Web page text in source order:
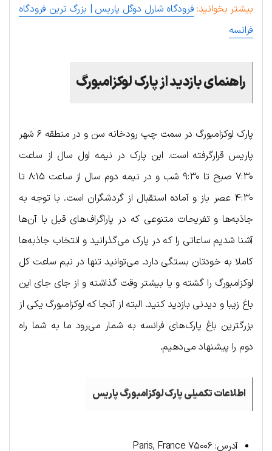
بیشتر بخوانید: فرودگاه شارل دوگل پاریس | بزرگ ترین فرودگاه
فرانسه
راهنمای بازدید از پارک لوکزامبورگ
پارک لوکزامبورگ در سمت چپ رودخانه سن و در منطقه ۶ شهر
پاریس قرارگرفته است. این پارک در نیمه اول سال از ساعت
۷:۳۰ صبح تا ۹:۳۰ شب و در نیمه دوم سال از ساعت ۸:۱۵ تا
۴:۳۰ عصر باز و آماده استقبال از گردشگران است. با توجه به
جاذبه‌ها و تفریحات متنوعی که در پاراگراف‌های قبل با آن‌ها
آشنا شدیم ساعاتی را که در پارک می‌گذرانید و انتخاب جاذبه‌ها
کاملا به خودتان بستگی دارد. می‌توانید تنها در نیم ساعت کل
لوکزامبورگ را گشته و یا بیشتر وقت گذاشته و از جای جای این
باغ زیبا و دیدنی بازدید کنید. البته از آنجا که لوکزامبورگ یکی از
بزرگترین باغ پارک‌های فرانسه به شمار می‌رود ما به شما راه
دوم را پیشنهاد می‌دهیم.
اطلاعات تکمیلی پارک لوکزامبورگ پاریس
آدرس: ۷۵۰۰۶ Paris, France